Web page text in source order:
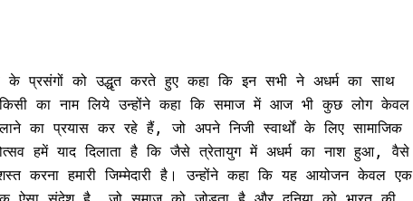
प्रसंगों को उद्धृत करते हुए कहा कि इन सभी ने अधर्म का साथ
किसी का नाम लिये उन्होंने कहा कि समाज में आज भी कुछ लोग केवल
का प्रयास कर रहे हैं, जो अपने निजी स्वार्थों के लिए सामाजिक
हमें याद दिलाता है कि जैसे त्रेतायुग में अधर्म का नाश हुआ, वैसे
करना हमारी जिम्मेदारी है। उन्होंने कहा कि यह आयोजन केवल एक